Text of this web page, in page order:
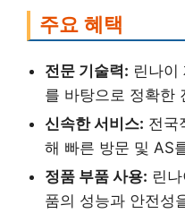
주요 혜택
전문 기술력: 린나이
를 바탕으로 정확한
신속한 서비스: 전국
해 빠른 방문 및 AS
정품 부품 사용: 린
품의 성능과 안전성